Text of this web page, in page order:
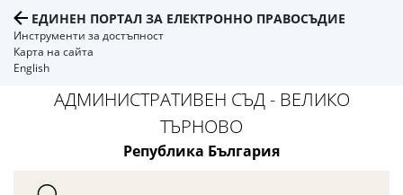
ЕДИНЕН ПОРТАЛ ЗА ЕЛЕКТРОННО ПРАВОСЪДИЕ
Инструменти за достъпност
Карта на сайта
English
АДМИНИСТРАТИВЕН СЪД - ВЕЛИКО
ТЪРНОВО
Република България